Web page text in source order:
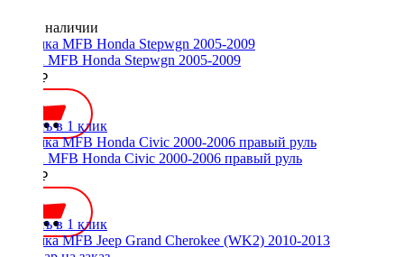
Нет в наличии
Рамка MFB Honda Stepwgn 2005-2009
4000 ₽
Купить в 1 клик
Рамка MFB Honda Civic 2000-2006 правый руль
2500 ₽
Купить в 1 клик